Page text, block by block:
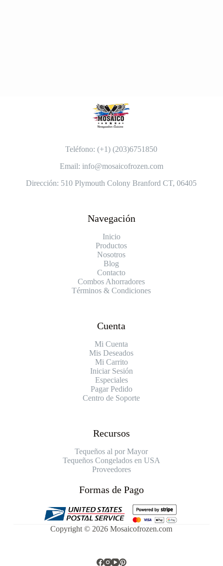
Teléfono: (+1) (203)6751850
Email: info@mosaicofrozen.com
Dirección: 510 Plymouth Colony Branford CT, 06405
Navegación
Inicio
Productos
Nosotros
Blog
Contacto
Combos Ahorradores
Términos & Condiciones
Cuenta
Mi Cuenta
Mis Deseados
Mi Carrito
Iniciar Sesión
Especiales
Pagar Pedido
Centro de Soporte
Recursos
Tequeños al por Mayor
Tequeños Congelados en USA
Proveedores
Formas de Pago
Copyright © 2026 Mosaicofrozen.com